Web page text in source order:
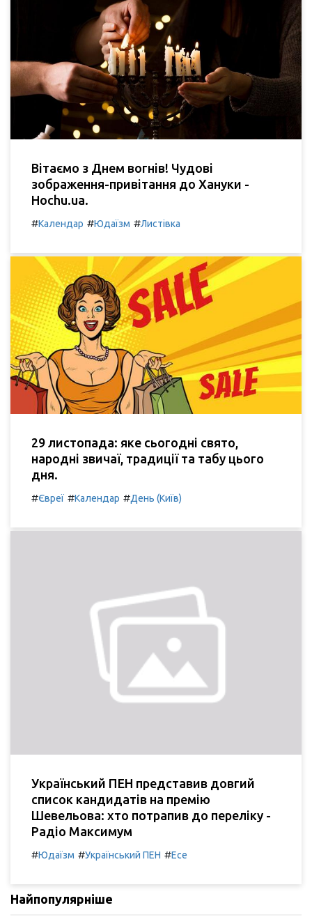
Вітаємо з Днем вогнів! Чудові
зображення-привітання до Хануки -
Hochu.ua.
#Календар #Юдаїзм #Листівка
29 листопада: яке сьогодні свято,
народні звичаї, традиції та табу цього
дня.
#Євреї #Календар #День (Київ)
Український ПЕН представив довгий
список кандидатів на премію
Шевельова: хто потрапив до переліку -
Радіо Максимум
#Юдаїзм #Український ПЕН #Есе
Найпопулярніше